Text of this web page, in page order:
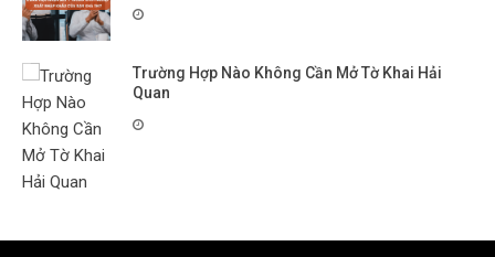
Trường Hợp Nào Không Cần Mở Tờ Khai Hải
Quan